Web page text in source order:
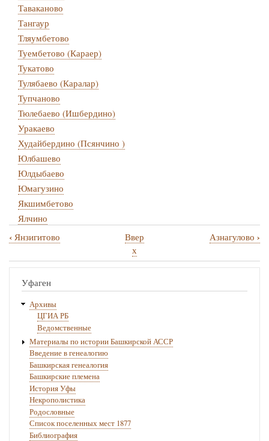
Таваканово
Тангаур
Тляумбетово
Туембетово (Караер)
Тукатово
Тулябаево (Каралар)
Тупчаново
Тюлебаево (Ишбердино)
Уракаево
Худайбердино (Псянчино )
Юлбашево
Юлдыбаево
Юмагузино
Якшимбетово
Ялчино
Перекрёстные
ссылки
книги
для
Кугарчинский
‹ Янзигитово
Ввер
х
Азнагулово ›
Уфаген
Архивы
ЦГИА РБ
Ведомственные
Материалы по истории Башкирской АССР
Введение в генеалогию
Башкирская генеалогия
Башкирские племена
История Уфы
Некрополистика
Родословные
Список поселенных мест 1877
Библиография